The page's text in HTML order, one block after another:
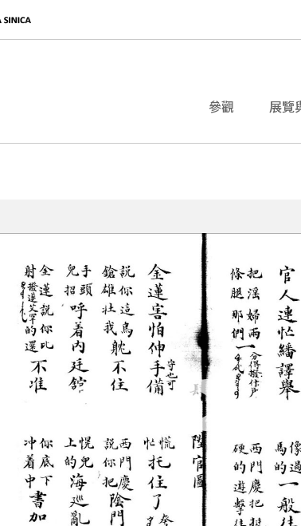
參觀 展覽